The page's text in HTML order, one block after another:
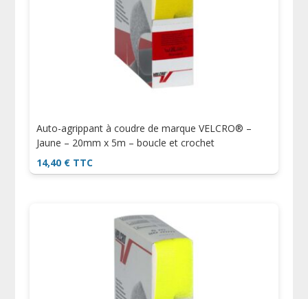
Auto-agrippant à coudre de marque VELCRO® –
Jaune – 20mm x 5m – boucle et crochet
14,40 € TTC